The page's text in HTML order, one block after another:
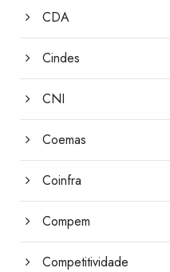
CDA
Cindes
CNI
Coemas
Coinfra
Compem
Competitividade